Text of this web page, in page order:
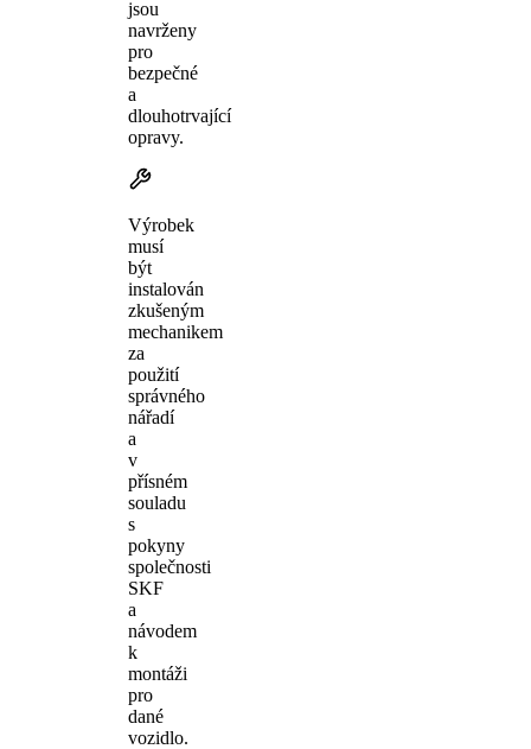
jsou
navrženy
pro
bezpečné
a
dlouhotrvající
opravy.
Výrobek
musí
být
instalován
zkušeným
mechanikem
za
použití
správného
nářadí
a
v
přísném
souladu
s
pokyny
společnosti
SKF
a
návodem
k
montáži
pro
dané
vozidlo.